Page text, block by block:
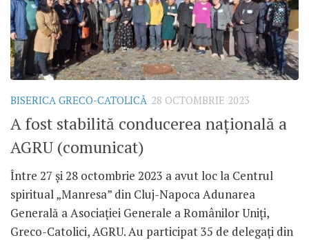
BISERICA GRECO-CATOLICĂ 28 OCTOMBRIE 2023
A fost stabilită conducerea națională a
AGRU (comunicat)
Între 27 și 28 octombrie 2023 a avut loc la Centrul
spiritual „Manresa” din Cluj-Napoca Adunarea
Generală a Asociației Generale a Românilor Uniți,
Greco-Catolici, AGRU. Au participat 35 de delegați din